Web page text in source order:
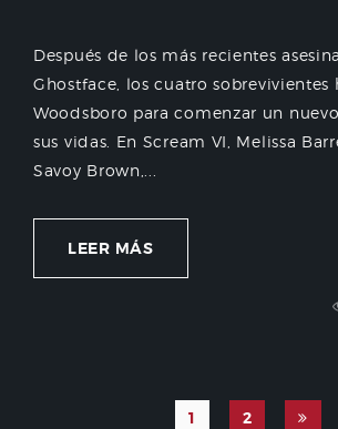
Después de los más recientes
Ghostface, los cuatro sobrevivientes
Woodsboro para comenzar un
sus vidas. En Scream VI, Melissa
Savoy Brown,...
LEER MÁS
1 2